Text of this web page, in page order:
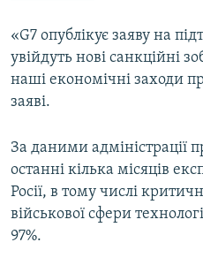
«G7 опублікує заяву на
увійдуть нові санкційні
наші економічні заходи
заяві.
За даними адміністрації
останні кілька місяців
Росії, в тому числі
військової сфери
97%.